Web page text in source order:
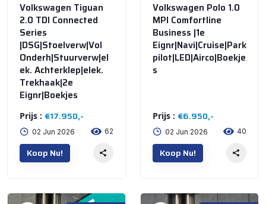
Volkswagen Tiguan
2.0 TDI Connected
Series
|DSG|Stoelverw|Vol
Onderh|Stuurverw|el
ek. Achterklep|elek.
Trekhaak|2e
Eignr|Boekjes
Prijs : €17.950,-
02 Jun 2026 62
Koop Nu!
Volkswagen Polo 1.0
MPI Comfortline
Business |1e
Eignr|Navi|Cruise|Park
pilot|LED|Airco|Boekje
s
Prijs : €6.950,-
02 Jun 2026 40
Koop Nu!